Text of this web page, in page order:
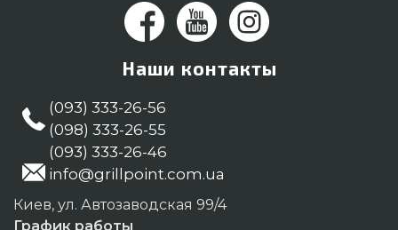
Наши контакты
(093) 333-26-56
(098) 333-26-55
(093) 333-26-46
info@grillpoint.com.ua
Киев, ул. Автозаводская 99/4
График работы